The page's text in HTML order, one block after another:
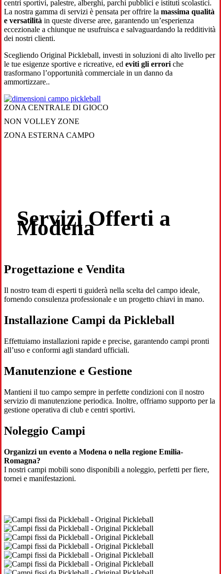
centri sportivi, palestre, alberghi, parchi pubblici e istituti scolastici.
La nostra gamma di servizi è pensata per offrire la massima qualità
e versatilità in queste diverse aree, garantendo un’esperienza
eccezionale a chiunque ne usufruisca e salvaguardando la redditività
dei nostri clienti.
Scegliendo Original Pickleball, investi in soluzioni di alto livello per
le tue esigenze sportive e ricreative, ed eviti gli errori che
trasformano l’opportunità commerciale in un danno da
ammortizzare..
ZONA CENTRALE DI GIOCO
NON VOLLEY ZONE
ZONA ESTERNA CAMPO
Servizi Offerti a
Modena
Progettazione e Vendita
Il nostro team di esperti ti guiderà nella scelta del campo ideale,
fornendo consulenza professionale e un progetto chiavi in mano.
Installazione Campi da Pickleball
Effettuiamo installazioni rapide e precise, garantendo campi pronti
all’uso e conformi agli standard ufficiali.
Manutenzione e Gestione
Mantieni il tuo campo sempre in perfette condizioni con il nostro
servizio di manutenzione periodica. Inoltre, offriamo supporto per la
gestione operativa di club e centri sportivi.
Noleggio Campi
Organizzi un evento a Modena o nella regione Emilia-
Romagna?
I nostri campi mobili sono disponibili a noleggio, perfetti per fiere,
tornei e manifestazioni.